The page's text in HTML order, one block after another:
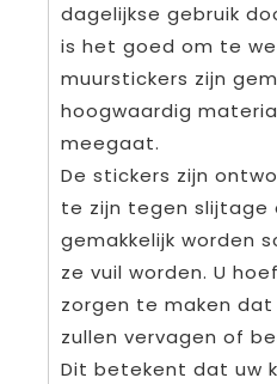
dagelijkse gebruik
is het goed om te
muurstickers zijn
hoogwaardig
meegaat.
De stickers zijn
te zijn tegen slijtage
gemakkelijk worden
ze vuil worden. U
zorgen te maken
zullen vervagen of
Dit betekent dat uw